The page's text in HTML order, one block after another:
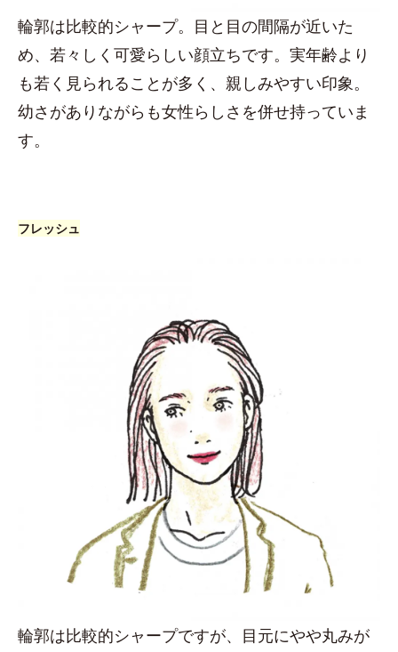
輪郭は比較的シャープ。目と目の間隔が近いた
め、若々しく可愛らしい顔立ちです。実年齢より
も若く見られることが多く、親しみやすい印象。
幼さがありながらも女性らしさを併せ持っていま
す。
フレッシュ
輪郭は比較的シャープですが、目元にやや丸みが